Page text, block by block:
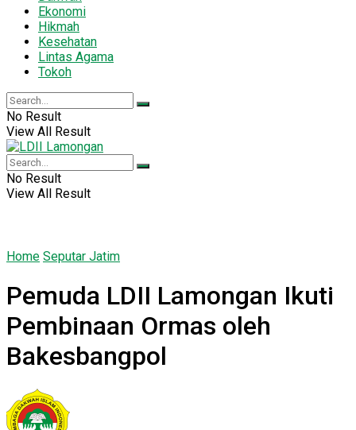
Ekonomi
Hikmah
Kesehatan
Lintas Agama
Tokoh
No Result
View All Result
No Result
View All Result
Home Seputar Jatim
Pemuda LDII Lamongan Ikuti
Pembinaan Ormas oleh
Bakesbangpol